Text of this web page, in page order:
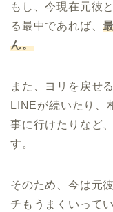
もし、今現在元彼
る最中であれば、
ん。
また、ヨリを戻せ
LINEが続いたり、
事に行けたりなど
す。
そのため、今は元
チもうまくいって